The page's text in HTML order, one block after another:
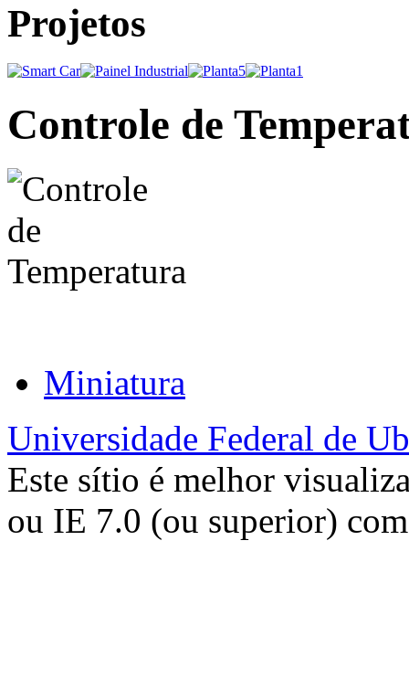
Projetos
Controle de
Miniatura
Universidade Federal de
Este sítio é melhor
ou IE 7.0 (ou superior)